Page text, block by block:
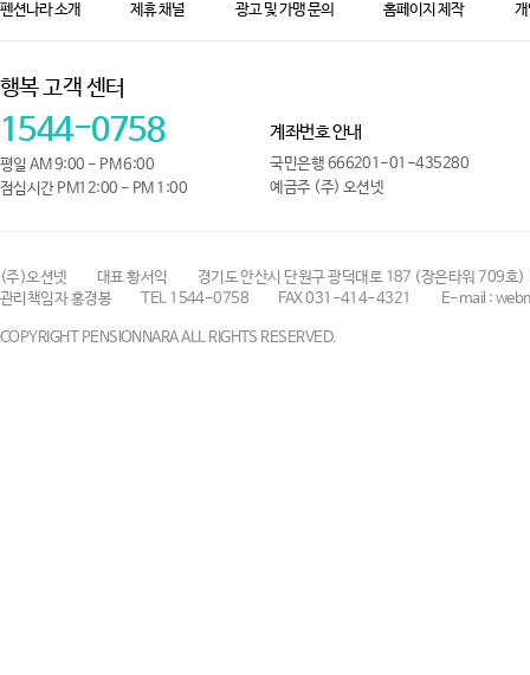
펜션나라 소개 제휴 채널 광고 및 가맹 문의 홈페이지 제작
행복 고객 센터
1544-0758
평일 AM 9:00 - PM 6:00
점심시간 PM12:00 - PM 1:00
계좌번호 안내
국민은행 666201-01-435280
예금주 (주) 오션넷
(주)오션넷 대표 황서익
경기도 안산시 단원구 광덕대로 187 (장은타워 709호)
관리책임자 홍경봉
TEL 1544-0758 FAX 031-414-4321 E-mail :
COPYRIGHT PENSIONNARA ALL RIGHTS RESERVED.